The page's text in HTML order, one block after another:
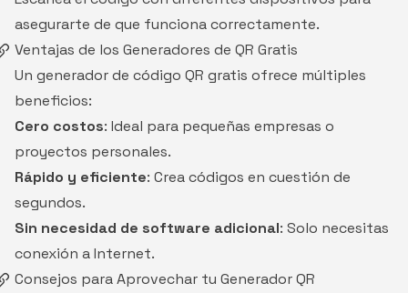
asegurarte de que funciona correctamente.
Ventajas de los Generadores de QR Gratis
Un generador de código QR gratis ofrece múltiples
beneficios:
Cero costos: Ideal para pequeñas empresas o
proyectos personales.
Rápido y eficiente: Crea códigos en cuestión de
segundos.
Sin necesidad de software adicional: Solo necesitas
conexión a Internet.
Consejos para Aprovechar tu Generador QR